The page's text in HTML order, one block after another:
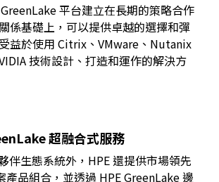
平台建立在長期的策略合作
係基礎上，可以提供卓越的選擇和彈
益於使用 Citrix、VMware、Nutanix
技術設計、打造和運作的解決方
超融合式服務
伴生態系統外，HPE 還提供市場領先
產品組合，並透過 HPE GreenLake 邊